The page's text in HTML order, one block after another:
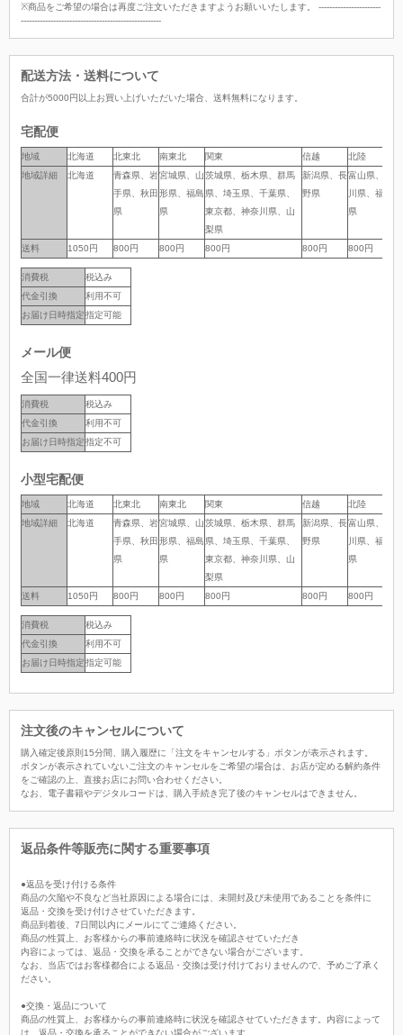
※商品をご希望の場合は再度ご注文いただきますようお願いいたします。 -----------------------
----------------------------------------------------
配送方法・送料について
合計が5000円以上お買い上げいただいた場合、 送料無料になります。
宅配便
地域 北海道 北東北 南東北 関東 信越 北陸
地域詳細
北海道
青森県、岩
手県、秋田
県
宮城県、山
形県、福島
県
茨城県、栃木県、群馬
県、埼玉県、千葉県、
東京都、神奈川県、山
梨県
新潟県、長
野県
富山県、石
川県、福井
県
送料 1050円 800円 800円 800円 800円 800円
地域
地域詳細
送料
消費税
税込み
代金引換
利用不可
お届け日時指定指定可能
メール便
全国一律送料400円
消費税
税込み
代金引換
利用不可
お届け日時指定指定不可
小型宅配便
地域 北海道 北東北 南東北 関東 信越 北陸
地域詳細
北海道
青森県、岩
手県、秋田
県
宮城県、山
形県、福島
県
茨城県、栃木県、群馬
県、埼玉県、千葉県、
東京都、神奈川県、山
梨県
新潟県、長
野県
富山県、石
川県、福井
県
送料 1050円 800円 800円 800円 800円 800円
地域
地域詳細
送料
消費税
税込み
代金引換
利用不可
お届け日時指定指定可能
注文後のキャンセルについて
購入確定後原則15分間、購入履歴に「注文をキャンセルする」ボタンが表示されます。
ボタンが表示されていないご注文のキャンセルをご希望の場合は、お店が定める解約条件
をご確認の上、直接お店にお問い合わせください。
なお、電子書籍やデジタルコードは、購入手続き完了後のキャンセルはできません。
返品条件等販売に関する重要事項
●返品を受け付ける条件
商品の欠陥や不良など当社原因による場合には、未開封及び未使用であることを条件に
返品・交換を受け付けさせていただきます。
商品到着後、7日間以内にメールにてご連絡ください。
商品の性質上、お客様からの事前連絡時に状況を確認させていただき
内容によっては、返品・交換を承ることができない場合がございます。
なお、当店ではお客様都合による返品・交換は受け付けておりませんので、予めご了承く
ださい。
●交換・返品について
商品の性質上、お客様からの事前連絡時に状況を確認させていただきます。内容によって
は、返品・交換を承ることができない場合がございます。